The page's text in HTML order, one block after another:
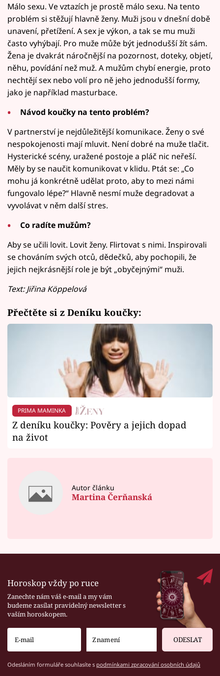
Málo sexu. Ve vztazích je prostě málo sexu. Na tento
problém si stěžují hlavně ženy. Muži jsou v dnešní době
unavení, přetížení. A sex je výkon, a tak se mu muži
často vyhýbají. Pro muže může být jednodušší žít sám.
Žena je dvakrát náročnější na pozornost, doteky, objetí,
něhu, povídání než muž. A mužům chybí energie, proto
nechtějí sex nebo volí pro ně jeho jednodušší formy,
jako je například masturbace.
Návod koučky na tento problém?
V partnerství je nejdůležitější komunikace. Ženy o své
nespokojenosti mají mluvit. Není dobré na muže tlačit.
Hysterické scény, uražené postoje a pláč nic neřeší.
Měly by se naučit komunikovat v klidu. Ptát se: „Co
mohu já konkrétně udělat proto, aby to mezi námi
fungovalo lépe?“ Hlavně nesmí muže degradovat a
vyvolávat v něm další stres.
Co radíte mužům?
Aby se učili lovit. Lovit ženy. Flirtovat s nimi. Inspirovali
se chováním svých otců, dědečků, aby pochopili, že
jejich nejkrásnější role je být „obyčejnými“ muži.
Text: Jiřina Köppelová
Přečtěte si z Deníku koučky:
PRIMA MAMINKA
Z deníku koučky: Pověry a jejich dopad
na život
Autor článku
Martina Čerňanská
Horoskop vždy po ruce
Zanechte nám váš e-mail a my vám
budeme zasílat pravidelný newsletter s
vaším horoskopem.
ODESLAT
Odesláním formuláře souhlasíte s podmínkami zpracování osobních údajů